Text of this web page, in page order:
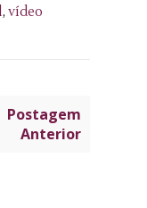
, vídeo
Postagem
Anterior